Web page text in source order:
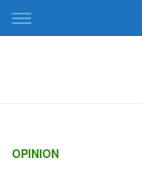
Skip
to
OPINION